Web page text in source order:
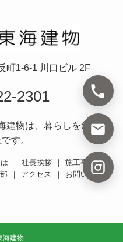
町1-6-1 川口ビル 2F
2301
建物は、暮らしを創造す
す。
｜ 社長挨拶 ｜
施工事例
｜ アクセス ｜ お問い合わせ
海建物